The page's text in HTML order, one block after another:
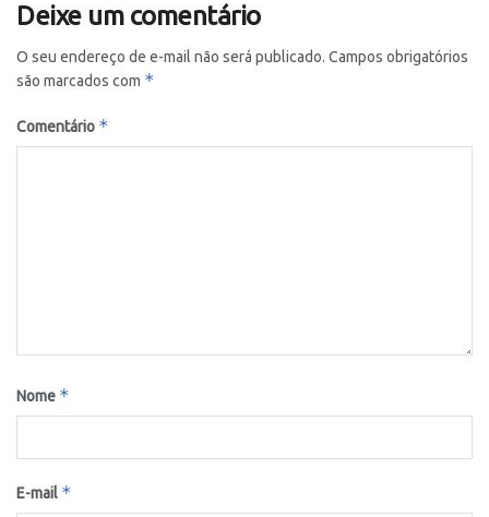
Deixe um comentário
O seu endereço de e-mail não será publicado. Campos obrigatórios
são marcados com *
Comentário *
Nome *
E-mail *